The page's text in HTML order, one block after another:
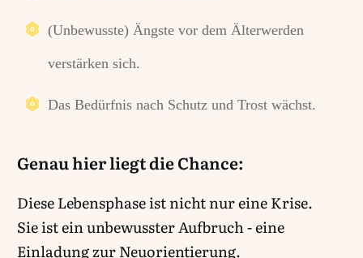
(Unbewusste) Ängste vor dem Älterwerden
verstärken sich.
Das Bedürfnis nach Schutz und Trost wächst.
Genau hier liegt die Chance:
Diese Lebensphase ist nicht nur eine Krise.
Sie ist ein unbewusster Aufbruch - eine
Einladung zur Neuorientierung.